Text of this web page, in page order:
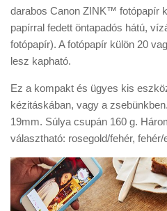
darabos Canon ZINK™ fotópapír
papírral fedett öntapadós hátú,
fotópapír). A fotópapír külön 20
lesz kapható.
Ez a kompakt és ügyes kis
kézitáskában, vagy a
19mm. Súlya csupán 160 g.
választható: rosegold/fehér,